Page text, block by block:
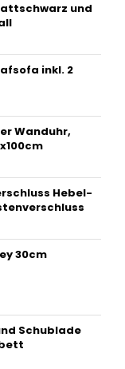
und
inkl. 2
Wanduhr,
Hebel-
30cm
Schublade